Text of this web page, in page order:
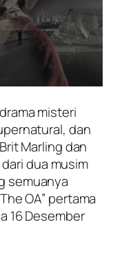
misteri
dan
Marling dan
dua musim
semuanya
OA” pertama
16 Desember